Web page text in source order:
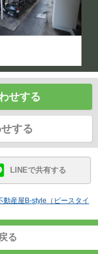
せする
する
LINEで共有する
動産屋B-style（ビースタイ
る